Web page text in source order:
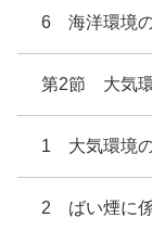
6 海洋環境
第2節 大気
1 大気環境
2 ばい煙に